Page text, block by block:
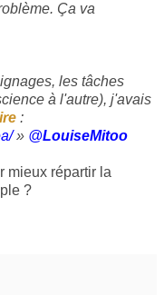
Ça va
les tâches
à l'autre), j'avais
:
» @LouiseMitoo
mieux répartir la
?